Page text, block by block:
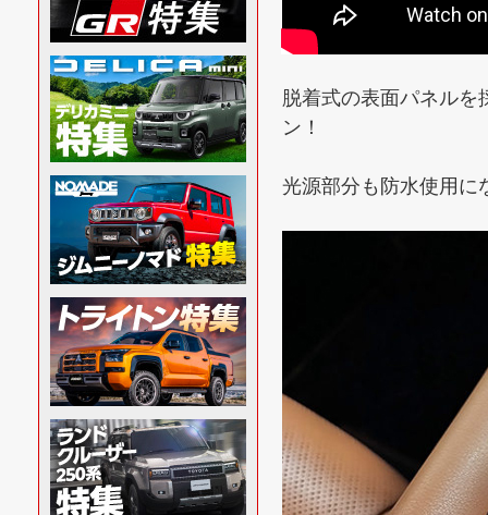
脱着式の表面パネルを
ン！
光源部分も防水使用に